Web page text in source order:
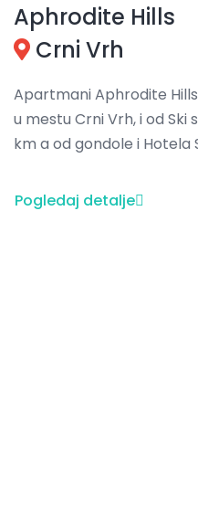
Aphrodite Hills
Crni Vrh
Apartmani Aphrodite
u mestu Crni Vrh, i od Ski
km a od gondole i Hotela
Pogledaj detalje